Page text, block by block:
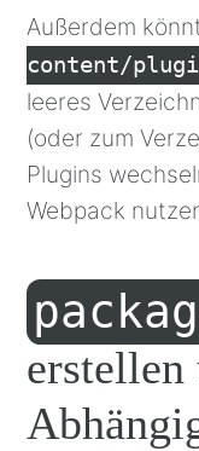
Außerdem
content/
leeres
(oder zum
Plugins
Webpack
erstellen